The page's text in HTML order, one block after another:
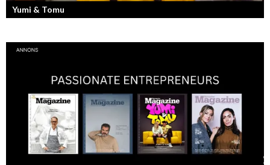
Yumi & Tomu
Läs mer om deras liv som YouTubers och Entreprenörer